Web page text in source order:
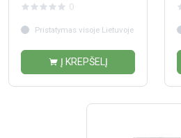
0
Pristatymas visoje Lietuvoje
Į KREPŠELĮ